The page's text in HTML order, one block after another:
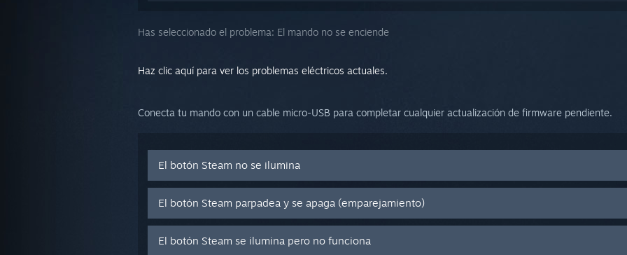
Has seleccionado el problema: El mando no se enciende
Haz clic aquí para ver los problemas eléctricos actuales.
Conecta tu mando con un cable micro-USB para completar cualquier actualización de firmware pendiente.
El botón Steam no se ilumina
El botón Steam parpadea y se apaga (emparejamiento)
El botón Steam se ilumina pero no funciona